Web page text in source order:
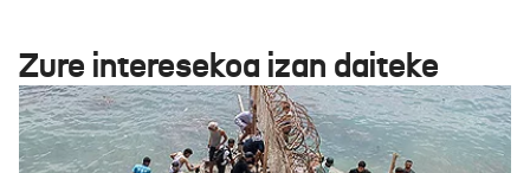
Zure interesekoa izan daiteke